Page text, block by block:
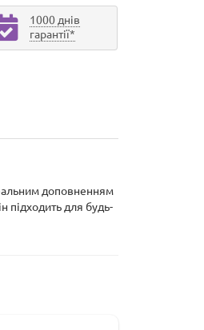
1000 днів
гарантії*
доповненням
підходить для будь-